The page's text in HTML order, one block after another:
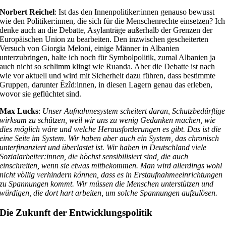
Norbert Reichel: Ist das den Innenpolitiker:innen genauso bewusst
wie den Politiker:innen, die sich für die Menschenrechte einsetzen? Ich
denke auch an die Debatte, Asylanträge außerhalb der Grenzen der
Europäischen Union zu bearbeiten. Den inzwischen gescheiterten
Versuch von Giorgia Meloni, einige Männer in Albanien
unterzubringen, halte ich noch für Symbolpolitik, zumal Albanien ja
auch nicht so schlimm klingt wie Ruanda. Aber die Debatte ist nach
wie vor aktuell und wird mit Sicherheit dazu führen, dass bestimmte
Gruppen, darunter Êzîd:innen, in diesen Lagern genau das erleben,
wovor sie geflüchtet sind.
Max Lucks: Unser Aufnahmesystem scheitert daran, Schutzbedürftige
wirksam zu schützen, weil wir uns zu wenig Gedanken machen, wie
dies möglich wäre und welche Herausforderungen es gibt. Das ist die
eine Seite im System. Wir haben aber auch ein System, das chronisch
unterfinanziert und überlastet ist. Wir haben in Deutschland viele
Sozialarbeiter:innen, die höchst sensibilisiert sind, die auch
einschreiten, wenn sie etwas mitbekommen. Man wird allerdings wohl
nicht völlig verhindern können, dass es in Erstaufnahmeeinrichtungen
zu Spannungen kommt. Wir müssen die Menschen unterstützen und
würdigen, die dort hart arbeiten, um solche Spannungen aufzulösen.
Die Zukunft der Entwicklungspolitik